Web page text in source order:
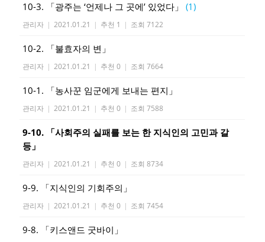
10-3. 「광주는 ‘언제나 그 곳에’ 있었다」(1)
관리자 | 2021.01.21 | 추천 1 | 조회 7122
10-2. 「불효자의 변」
관리자 | 2021.01.21 | 추천 0 | 조회 7664
10-1. 「농사꾼 임군에게 보내는 편지」
관리자 | 2021.01.21 | 추천 0 | 조회 7588
9-10. 「사회주의 실패를 보는 한 지식인의 고민과 갈
등」
관리자 | 2021.01.21 | 추천 0 | 조회 8734
9-9. 「지식인의 기회주의」
관리자 | 2021.01.21 | 추천 0 | 조회 7454
9-8. 「키스앤드 굿바이」